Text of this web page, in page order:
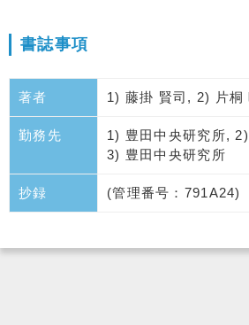
書誌事項
著者 1) 藤掛 賢司, 2) 片桐
勤務先
1) 豊田中央研究所,
3) 豊田中央研究所
抄録 (管理番号：791A24)